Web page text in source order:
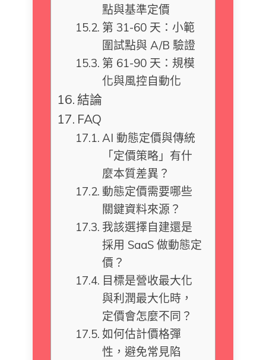
點與基準定價
第 31-60 天：小範
圍試點與 A/B 驗證
第 61-90 天：規模
化與風控自動化
結論
FAQ
AI 動態定價與傳統
「定價策略」有什
麼本質差異？
動態定價需要哪些
關鍵資料來源？
我該選擇自建還是
採用 SaaS 做動態定
價？
目標是營收最大化
與利潤最大化時，
定價會怎麼不同？
如何估計價格彈
性，避免常見陷